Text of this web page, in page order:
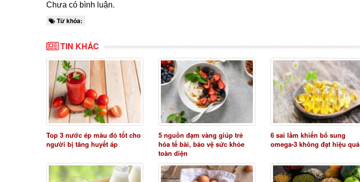
Chưa có bình luận.
Từ khóa:
TIN KHÁC
Top 3 nước ép màu đỏ tốt cho
người bị tăng huyết áp
5 nguồn đạm vàng giúp trẻ
hóa tế bài, bảo vệ sức khỏe
toàn diện
6 sai lầm khiến bổ sung
omega-3 không đạt hiệu quả